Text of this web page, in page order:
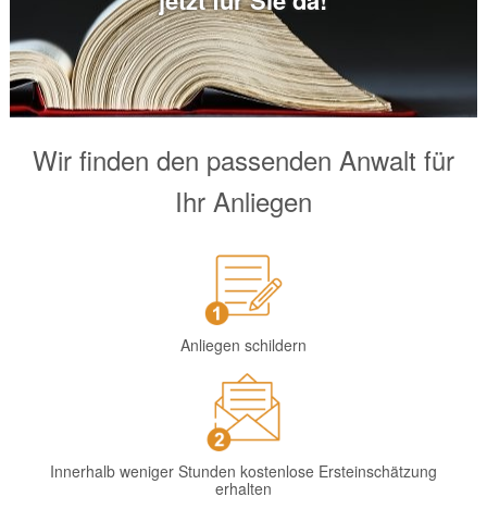
Wir finden den passenden Anwalt für
Ihr Anliegen
Anliegen schildern
Innerhalb weniger Stunden kostenlose Ersteinschätzung
erhalten